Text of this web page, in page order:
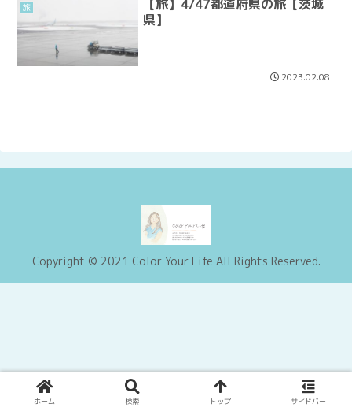
旅
【旅】4/47都道府県の旅【茨城
県】
2023.02.08
Copyright © 2021 Color Your Life All Rights Reserved.
ホーム 検索 トップ サイドバー